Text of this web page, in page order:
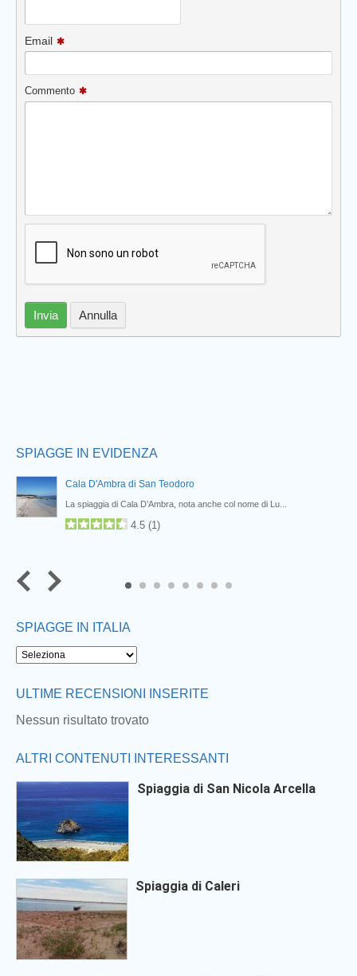
Email
Commento
Invia Annulla
SPIAGGE IN EVIDENZA
Cala D'Ambra di San Teodoro
La spiaggia di Cala D’Ambra, nota anche col nome di Lu...
4.5 (1)
8
SPIAGGE IN ITALIA
ULTIME RECENSIONI INSERITE
Nessun risultato trovato
ALTRI CONTENUTI INTERESSANTI
Spiaggia di San Nicola Arcella
Spiaggia di Caleri